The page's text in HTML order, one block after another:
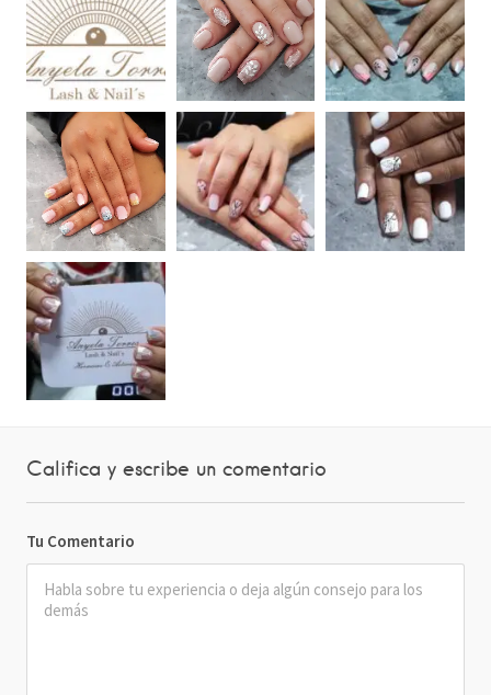
Califica y escribe un comentario
Tu Comentario